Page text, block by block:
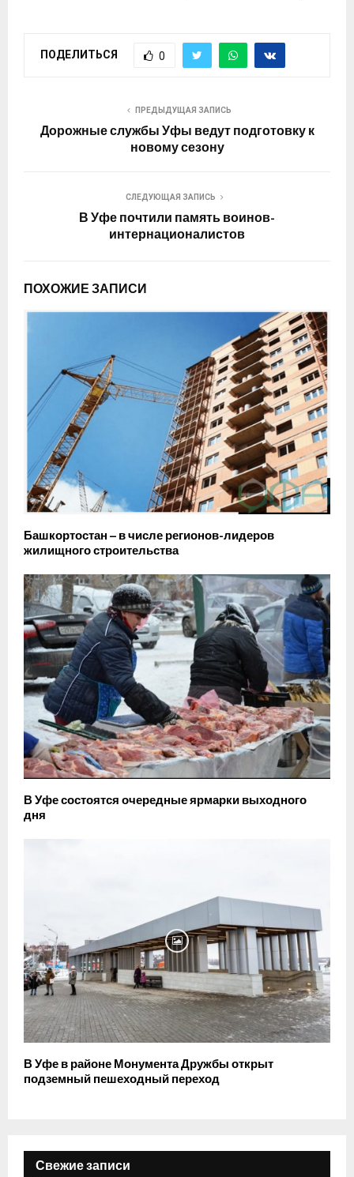
ПОДЕЛИТЬСЯ 0
ПРЕДЫДУЩАЯ ЗАПИСЬ
Дорожные службы Уфы ведут подготовку к
новому сезону
СЛЕДУЮЩАЯ ЗАПИСЬ
В Уфе почтили память воинов-
интернационалистов
ПОХОЖИЕ ЗАПИСИ
Башкортостан – в числе регионов-лидеров
жилищного строительства
В Уфе состоятся очередные ярмарки выходного
дня
В Уфе в районе Монумента Дружбы открыт
подземный пешеходный переход
Свежие записи